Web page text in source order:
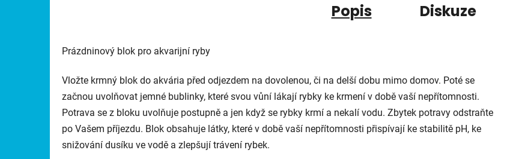
Popis Diskuze
Prázdninový blok pro akvarijní ryby
Vložte krmný blok do akvária před odjezdem na dovolenou, či na delší dobu mimo domov. Poté se
začnou uvolňovat jemné bublinky, které svou vůní lákají rybky ke krmení v době vaší nepřítomnosti.
Potrava se z bloku uvolňuje postupně a jen když se rybky krmí a nekalí vodu. Zbytek potravy odstraňte
po Vašem příjezdu. Blok obsahuje látky, které v době vaší nepřítomnosti přispívají ke stabilitě pH, ke
snižování dusíku ve vodě a zlepšují trávení rybek.